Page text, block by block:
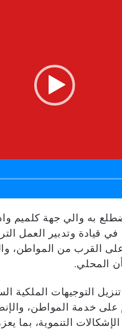
به والي جهة كلميم
في قيادة وتدبير العمل
القرب من المواطن،
المحلي.
التوجيهات الملكية
خدمة المواطن،
التنموية، بما يعزز